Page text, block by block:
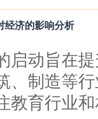
经济的影响分析
启动旨在
、制造等
教育行业